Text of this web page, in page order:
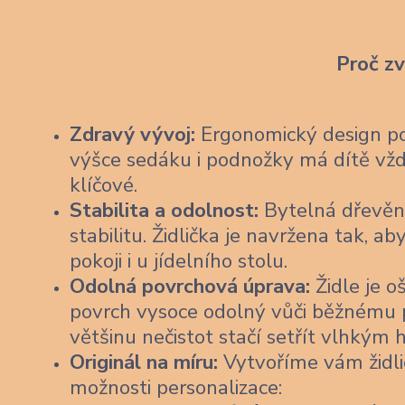
Proč
Zdravý vývoj: Ergonomický design
výšce sedáku i podnožky má dítě
klíčové.
Stabilita a odolnost: Bytelná
stabilitu. Židlička je navržena tak,
pokoji i u jídelního stolu.
Odolná povrchová úprava: Židle je
povrch vysoce odolný vůči
většinu nečistot stačí setřít vlhkým
Originál na míru: Vytvoříme vám
možnosti personalizace: